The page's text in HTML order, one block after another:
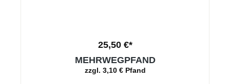
25,50 €*
MEHRWEGPFAND
zzgl. 3,10 € Pfand